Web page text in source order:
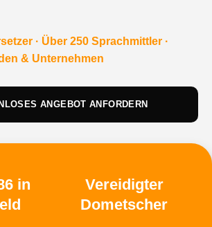
· Über 250 Sprachmittler ·
& Unternehmen
ANGEBOT ANFORDERN
in
Vereidigter
Dometscher